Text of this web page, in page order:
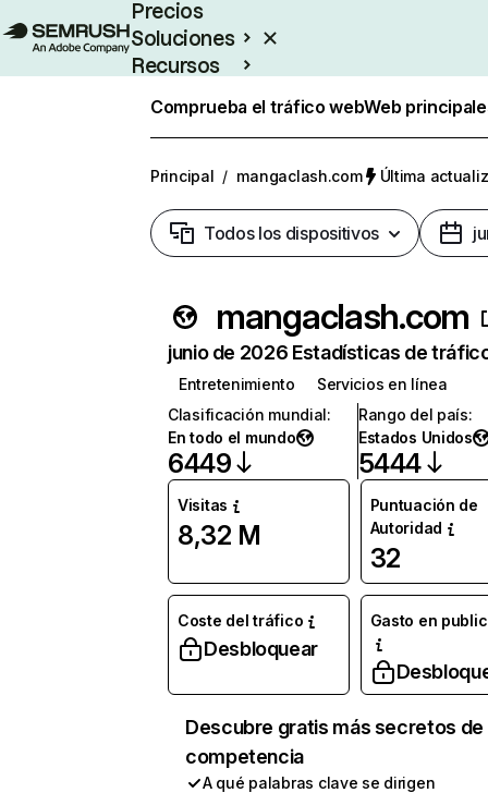
Precios
Soluciones
Recursos
Comprueba el tráfico webWeb
Principal / mangaclash.com Última
Todos los dispositivos
mangaclash.com
junio de 2026 Estadísticas de
Entretenimiento
Servicios en línea
Clasificación mundial:
En todo el mundo
6449
Rango del país:
Estados Unidos
5444
Visitas
8,32 M
Puntuación de
Autoridad
32
Coste del tráfico
Desbloquear
Gasto en
Descubre gratis más secretos de
competencia
A qué palabras clave se dirigen